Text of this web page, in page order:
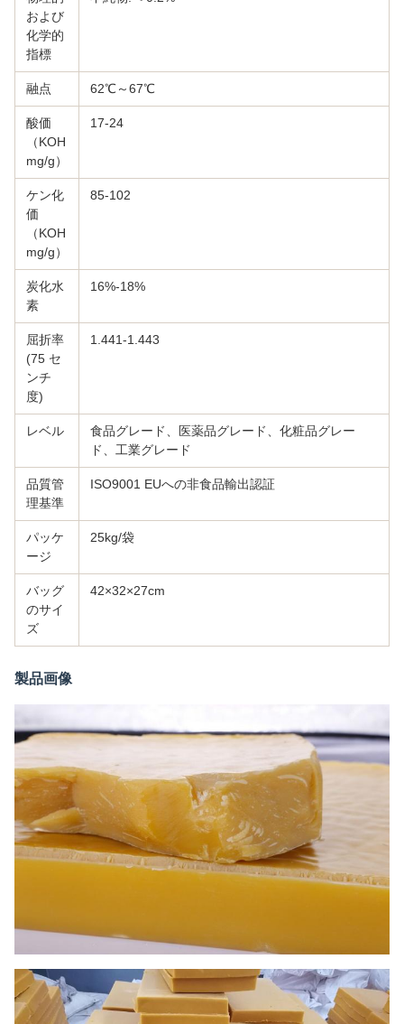
および
化学的
指標
融点 62℃～67℃
酸価
（KOH
mg/g）
17-24
ケン化
価
（KOH
mg/g）
85-102
炭化水
素
16%-18%
屈折率
(75 セ
ンチ
度)
1.441-1.443
レベル
食品グレード、医薬品グレード、化粧品グレー
ド、工業グレード
品質管
理基準
ISO9001 EUへの非食品輸出認証
パッケ
ージ
25kg/袋
バッグ
のサイ
ズ
42×32×27cm
製品画像